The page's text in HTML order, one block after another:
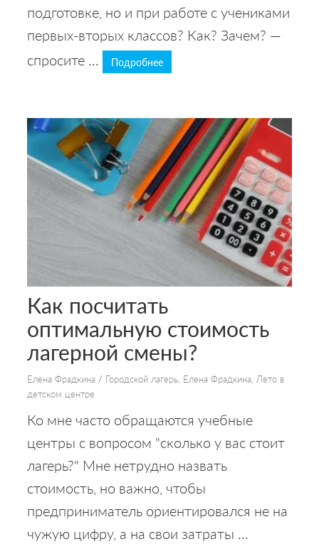
подготовке, но и при работе с учениками
первых-вторых классов? Как? Зачем? —
спросите ...
Подробнее
Как посчитать
оптимальную стоимость
лагерной смены?
Елена Фрадкина/ Городской лагерь, Елена Фрадкина, Лето в
детском центре
Ко мне часто обращаются учебные
центры с вопросом "сколько у вас стоит
лагерь?" Мне нетрудно назвать
стоимость, но важно, чтобы
предприниматель ориентировался не на
чужую цифру, а на свои затраты ...